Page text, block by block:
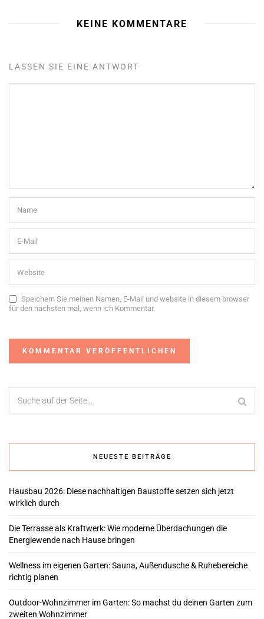
KEINE KOMMENTARE
LASSEN SIE EINE ANTWORT
Speichern Sie meinen Namen, E-Mail und website in diesem browser
für den nächsten mal, wenn ich Kommentar.
NEUESTE BEITRÄGE
Hausbau 2026: Diese nachhaltigen Baustoffe setzen sich jetzt
wirklich durch
Die Terrasse als Kraftwerk: Wie moderne Überdachungen die
Energiewende nach Hause bringen
Wellness im eigenen Garten: Sauna, Außendusche & Ruhebereiche
richtig planen
Outdoor-Wohnzimmer im Garten: So machst du deinen Garten zum
zweiten Wohnzimmer